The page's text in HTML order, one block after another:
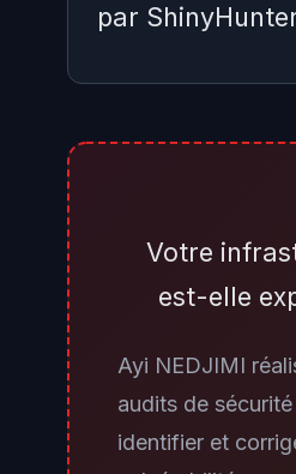
par
affectées. Les
directement leur
Account Manager
Instructure pour
finaux, aucun outil
Votre
est-elle
Ayi NEDJIMI
audits de
identifier et